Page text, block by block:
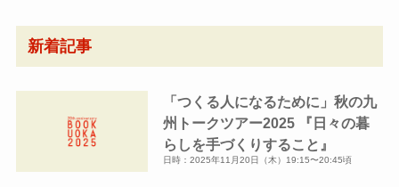
ー
カ
新着記事
「つくる人になるために」秋の九
州トークツアー2025 『日々の暮
らしを手づくりすること』
日時：2025年11月20日（木）19:15〜20:45頃